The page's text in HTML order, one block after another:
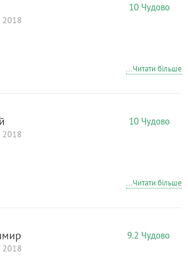
2018
10 Чудово
...Читати більше
2018
10 Чудово
...Читати більше
2018
9.2 Чудово